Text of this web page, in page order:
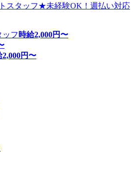
スタッフ★未経験OK！週払い対応
ッフ 時給2,000円〜
2,000円〜